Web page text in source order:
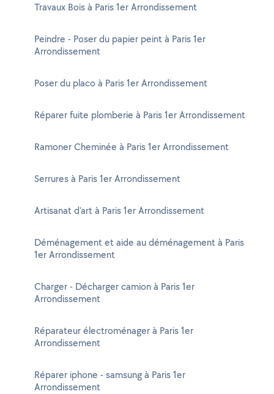
Travaux Bois à Paris 1er Arrondissement
Peindre - Poser du papier peint à Paris 1er
Arrondissement
Poser du placo à Paris 1er Arrondissement
Réparer fuite plomberie à Paris 1er Arrondissement
Ramoner Cheminée à Paris 1er Arrondissement
Serrures à Paris 1er Arrondissement
Artisanat d'art à Paris 1er Arrondissement
Déménagement et aide au déménagement à Paris
1er Arrondissement
Charger - Décharger camion à Paris 1er
Arrondissement
Réparateur électroménager à Paris 1er
Arrondissement
Réparer iphone - samsung à Paris 1er
Arrondissement